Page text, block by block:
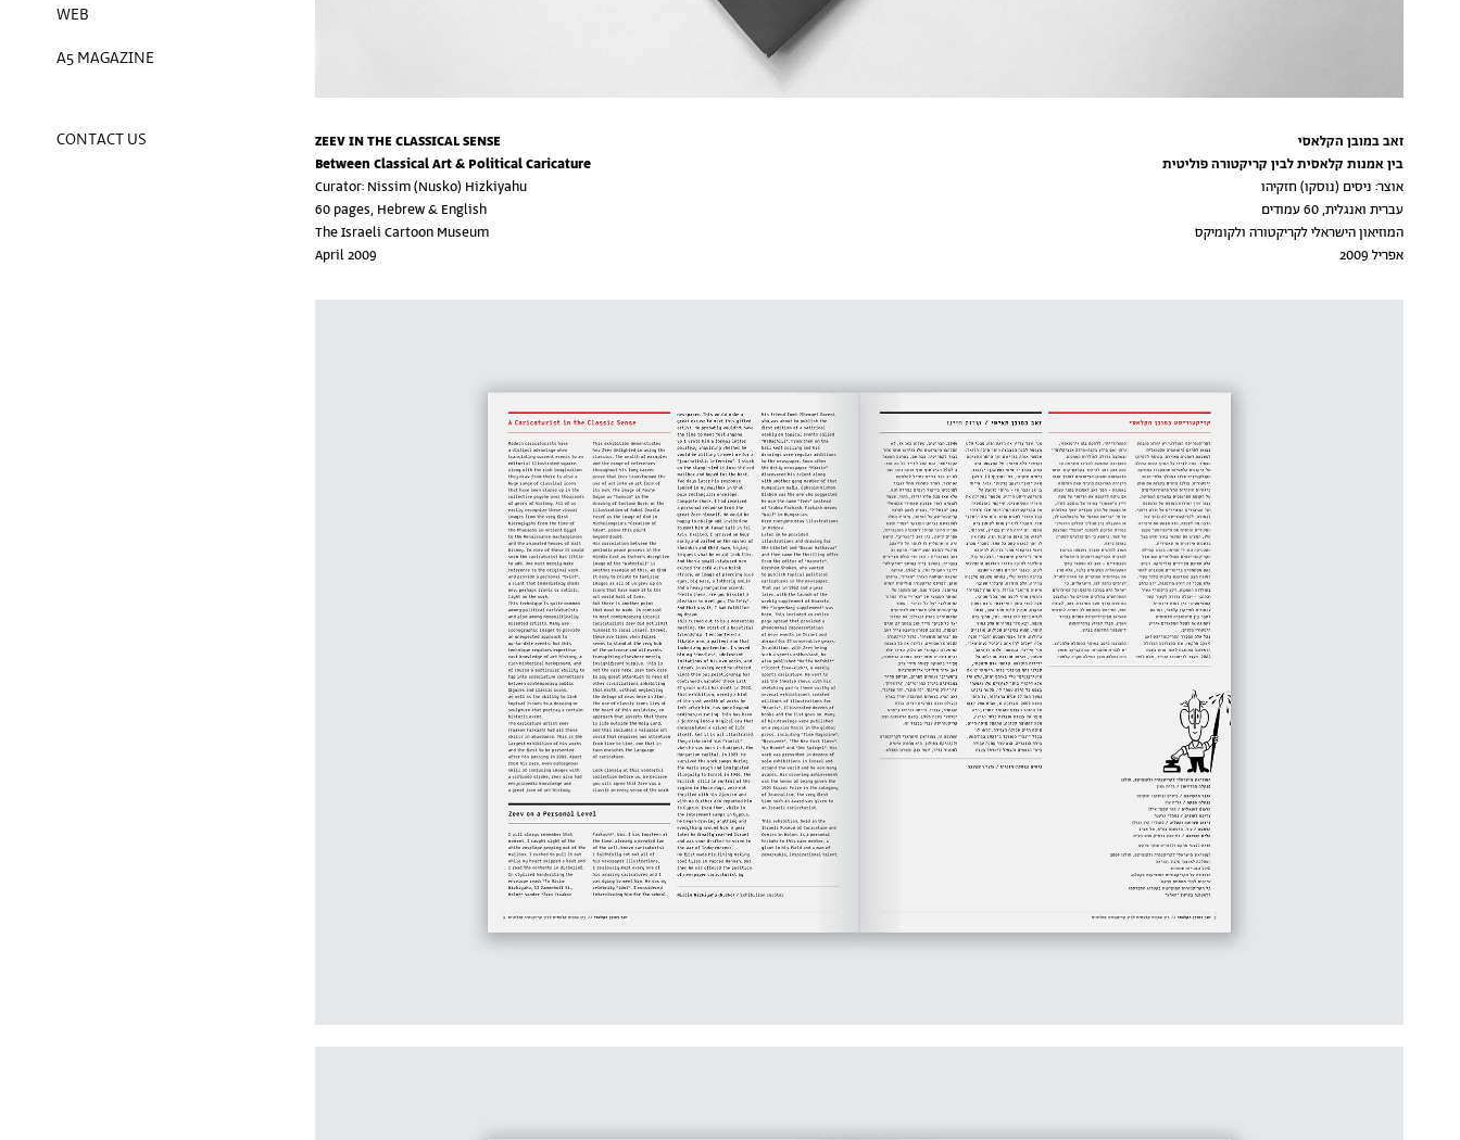
WEB
A5 MAGAZINE
CONTACT US
ZEEV IN THE CLASSICAL SENSE
Between Classical Art & Political Caricature
Curator: Nissim (Nusko) Hizkiyahu
60 pages, Hebrew & English
The Israeli Cartoon Museum
April 2009
זאב במובן הקלאסי
בין אמנות קלאסית לבין קריקטורה פוליטית
אוצר: ניסים (נוסקו) חזקיהו
עברית ואנגלית, 60 עמודים
המוזיאון הישראלי לקריקטורה ולקומיקס
אפריל 2009